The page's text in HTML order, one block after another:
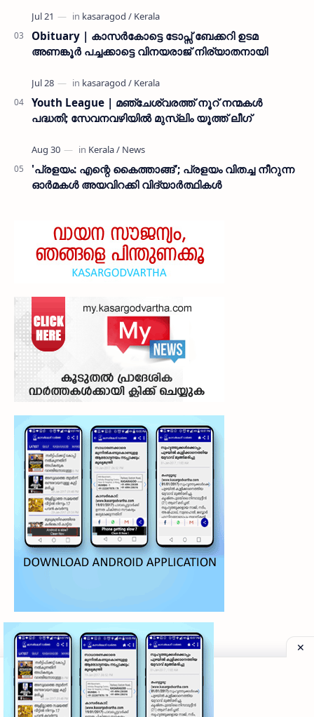
Obituary | കാസർകോട്ടെ ടോപ്സ് ബേക്കറി ഉടമ
അണങ്കൂർ പച്ചക്കാട്ടെ വിനയരാജ് നിര്യാതനായി
Youth League | മഞ്ചേശ്വരത്ത് നൂറ് നന്മകൾ
പദ്ധതി; സേവനവഴിയിൽ മുസ്ലിം യൂത്ത് ലീഗ്
'പ്രളയം: എന്റെ കൈത്താങ്ങ്'; പ്രളയം വിതച്ച നീറുന്ന
ഓര്‍മകള്‍ അയവിറക്കി വിദ്യാര്‍ത്ഥികള്‍
©2026‧My Kasaragod Vartha | LATEST KASARAGOD